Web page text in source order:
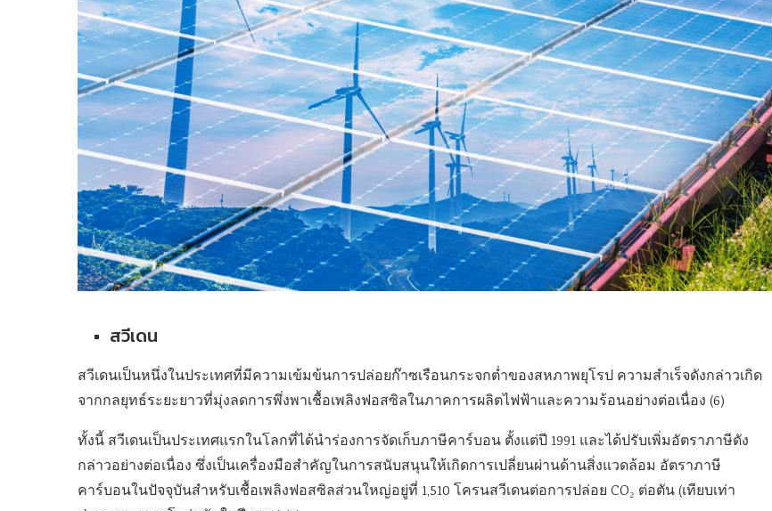
สวีเดน
สวีเดนเป็นหนึ่งในประเทศที่มีความเข้มข้นการปล่อยก๊าซเรือนกระจกต่ำของสหภาพยุโรป ความสำเร็จดังกล่าวเกิด
จากกลยุทธ์ระยะยาวที่มุ่งลดการพึ่งพาเชื้อเพลิงฟอสซิลในภาคการผลิตไฟฟ้าและความร้อนอย่างต่อเนื่อง (6)
ทั้งนี้ สวีเดนเป็นประเทศแรกในโลกที่ได้นำร่องการจัดเก็บภาษีคาร์บอน ตั้งแต่ปี 1991 และได้ปรับเพิ่มอัตราภาษีดัง
กล่าวอย่างต่อเนื่อง ซึ่งเป็นเครื่องมือสำคัญในการสนับสนุนให้เกิดการเปลี่ยนผ่านด้านสิ่งแวดล้อม อัตราภาษี
คาร์บอนในปัจจุบันสำหรับเชื้อเพลิงฟอสซิลส่วนใหญ่อยู่ที่ 1,510 โครนสวีเดนต่อการปล่อย CO₂ ต่อตัน (เทียบเท่า